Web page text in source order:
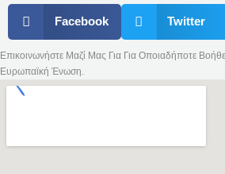
Facebook Twitter
Επικοινωνήστε Μαζί Μας Για Για Οποιαδήποτε
Ευρωπαϊκή Ένωση.